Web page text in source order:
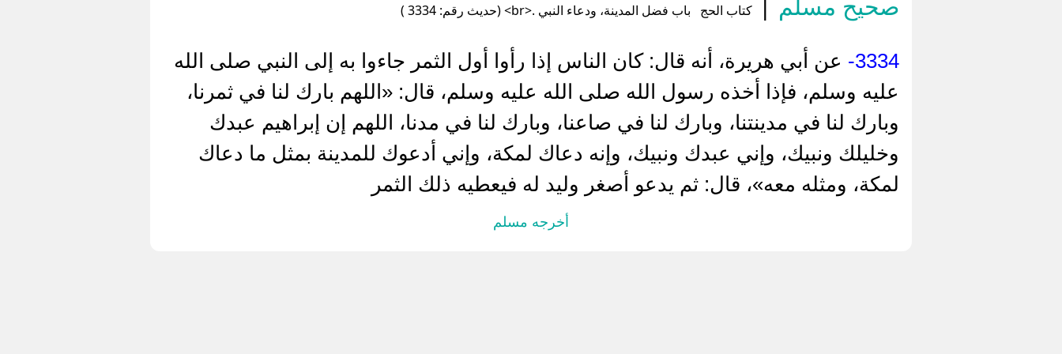
كتاب الحج باب فضل المدينة، ودعاء النبي .<br> (حديث رقم: 3334 )
3334-
عن أبي هريرة، أنه قال: كان الناس إذا رأوا أول الثمر جاءوا به إلى النبي صلى الله
عليه وسلم، فإذا أخذه رسول الله صلى الله عليه وسلم، قال: «اللهم بارك لنا في ثمرنا،
وبارك لنا في مدينتنا، وبارك لنا في صاعنا، وبارك لنا في مدنا، اللهم إن إبراهيم عبدك
وخليلك ونبيك، وإني عبدك ونبيك، وإنه دعاك لمكة، وإني أدعوك للمدينة بمثل ما دعاك
لمكة، ومثله معه»، قال: ثم يدعو أصغر وليد له فيعطيه ذلك الثمر
أخرجه مسلم